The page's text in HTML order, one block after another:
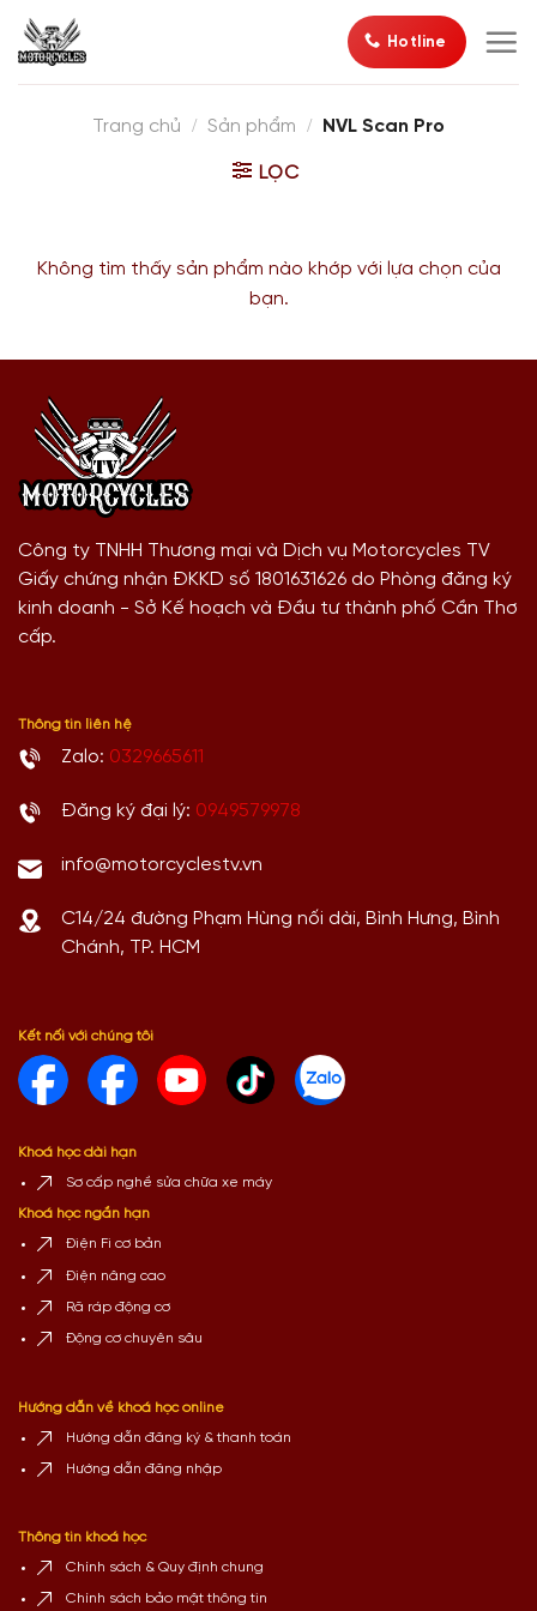
qua
Hotline
Trang chủ / Sản phẩm / NVL Scan Pro
LỌC
Không tìm thấy sản phẩm nào khớp với lựa chọn của
bạn.
Công ty TNHH Thương mại và Dịch vụ Motorcycles TV
Giấy chứng nhận ĐKKD số 1801631626 do Phòng đăng ký
kinh doanh - Sở Kế hoạch và Đầu tư thành phố Cần Thơ
cấp.
Thông tin liên hệ
Zalo: 0329665611
Đăng ký đại lý: 0949579978
info@motorcyclestv.vn
C14/24 đường Phạm Hùng nối dài, Bình Hưng, Bình
Chánh, TP. HCM
Kết nối với chúng tôi
Khoá học dài hạn
Sơ cấp nghề sửa chữa xe máy
Khoá học ngắn hạn
Điện Fi cơ bản
Điện nâng cao
Rã ráp động cơ
Động cơ chuyên sâu
Hướng dẫn về khoá học online
Hướng dẫn đăng ký & thanh toán
Hướng dẫn đăng nhập
Thông tin khoá học
Chính sách & Quy định chung
Chính sách bảo mật thông tin